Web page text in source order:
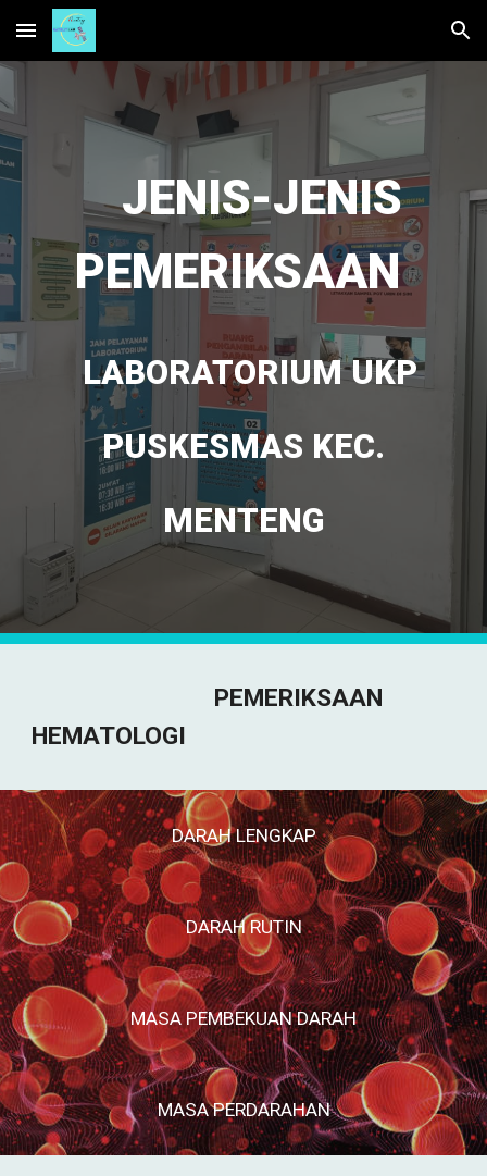
Skip to main content Skip to navigation
JENIS-JENIS
PEMERIKSAAN
LABORATORIUM UKP
PUSKESMAS KEC.
MENTENG
PEMERIKSAAN
HEMATOLOGI
DARAH LENGKAP
DARAH RUTIN
MASA PEMBEKUAN DARAH
MASA PERDARAHAN